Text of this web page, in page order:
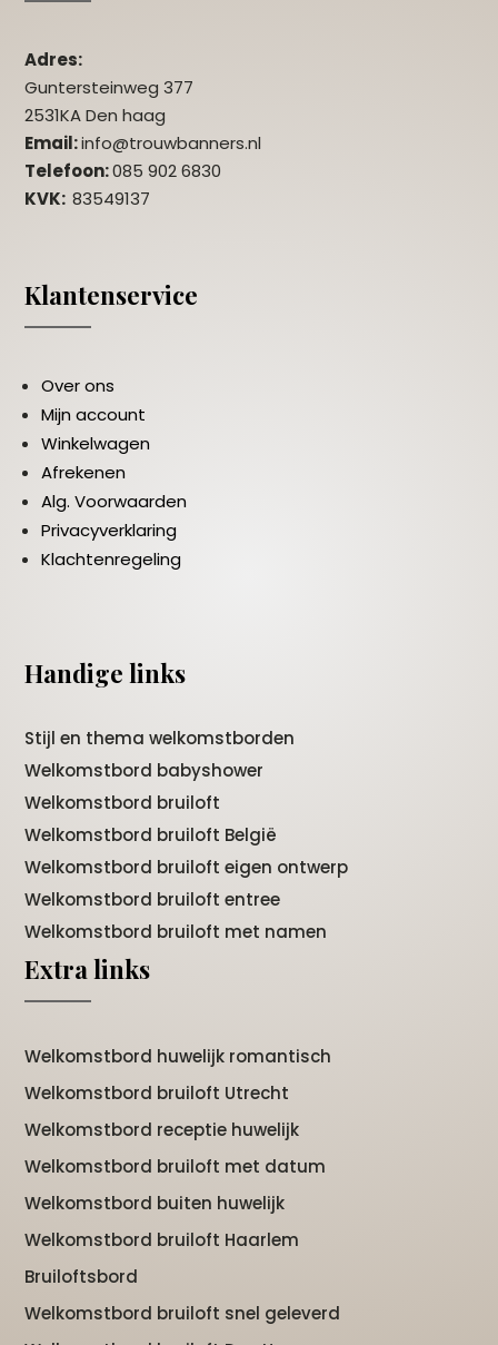
Adres:
Guntersteinweg 377
2531KA Den haag
Email:info@trouwbanners.nl
Telefoon:085 902 6830
KVK:83549137
Klantenservice
Over ons
Mijn account
Winkelwagen
Afrekenen
Alg. Voorwaarden
Privacyverklaring
Klachtenregeling
Handige links
Stijl en thema welkomstborden
Welkomstbord babyshower
Welkomstbord bruiloft
Welkomstbord bruiloft België
Welkomstbord bruiloft eigen ontwerp
Welkomstbord bruiloft entree
Welkomstbord bruiloft met namen
Extra links
Welkomstbord huwelijk romantisch
Welkomstbord bruiloft Utrecht
Welkomstbord receptie huwelijk
Welkomstbord bruiloft met datum
Welkomstbord buiten huwelijk
Welkomstbord bruiloft Haarlem
Bruiloftsbord
Welkomstbord bruiloft snel geleverd